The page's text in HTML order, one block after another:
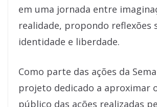
em uma jornada entre
realidade, propondo reflexões
identidade e liberdade.
Como parte das ações da
projeto dedicado a aproximar
público das ações realizadas